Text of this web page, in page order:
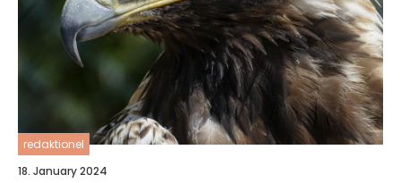
redaktionel
18. January 2024